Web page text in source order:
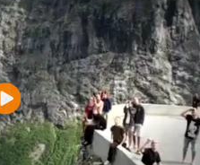
Воспроизвести